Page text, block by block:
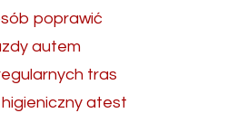
poprawić
autem
tras
atest